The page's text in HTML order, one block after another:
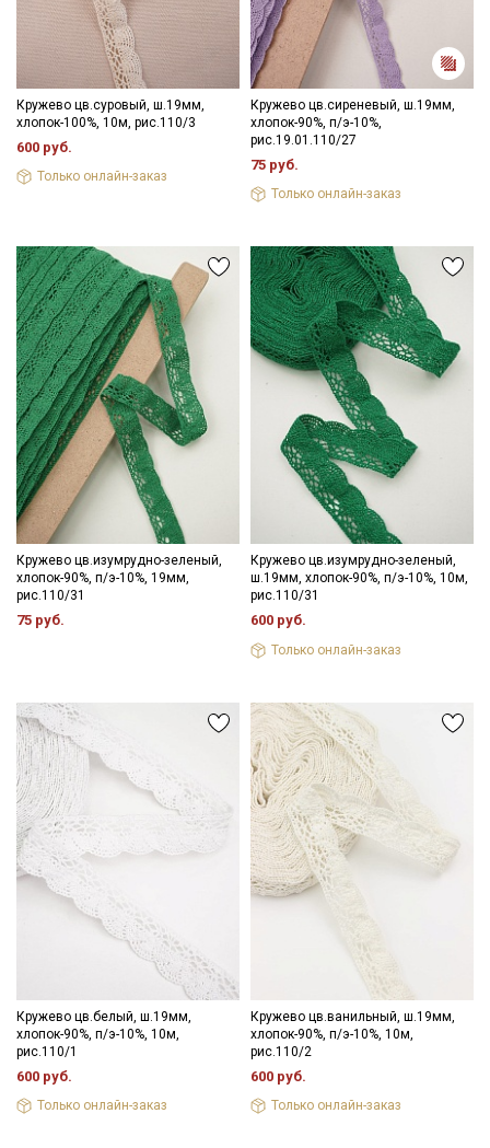
Кружево цв.суровый, ш.19мм,
хлопок-100%, 10м, рис.110/3
600 руб.
Только онлайн-заказ
Кружево цв.сиреневый, ш.19мм,
хлопок-90%, п/э-10%,
рис.19.01.110/27
75 руб.
Только онлайн-заказ
Кружево цв.изумрудно-зеленый,
хлопок-90%, п/э-10%, 19мм,
рис.110/31
75 руб.
Кружево цв.изумрудно-зеленый,
ш.19мм, хлопок-90%, п/э-10%, 10м,
рис.110/31
600 руб.
Только онлайн-заказ
Кружево цв.белый, ш.19мм,
хлопок-90%, п/э-10%, 10м,
рис.110/1
600 руб.
Только онлайн-заказ
Кружево цв.ванильный, ш.19мм,
хлопок-90%, п/э-10%, 10м,
рис.110/2
600 руб.
Только онлайн-заказ